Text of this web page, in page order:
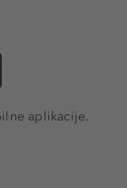
aplikacije.